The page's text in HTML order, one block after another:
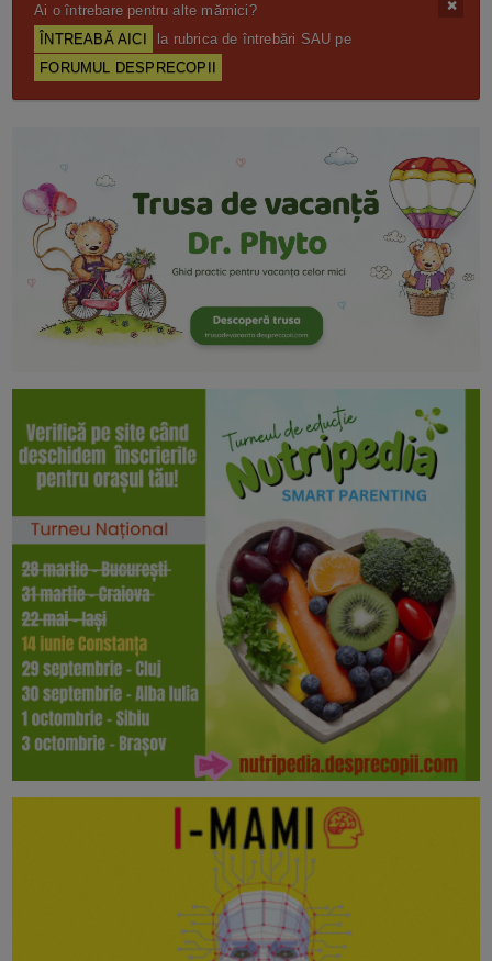
Ai o întrebare pentru alte mămici?
ÎNTREABĂ AICI
la rubrica de întrebări SAU pe
FORUMUL DESPRECOPII